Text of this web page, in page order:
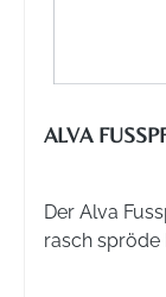
ALVA
Der Alva
rasch spröde